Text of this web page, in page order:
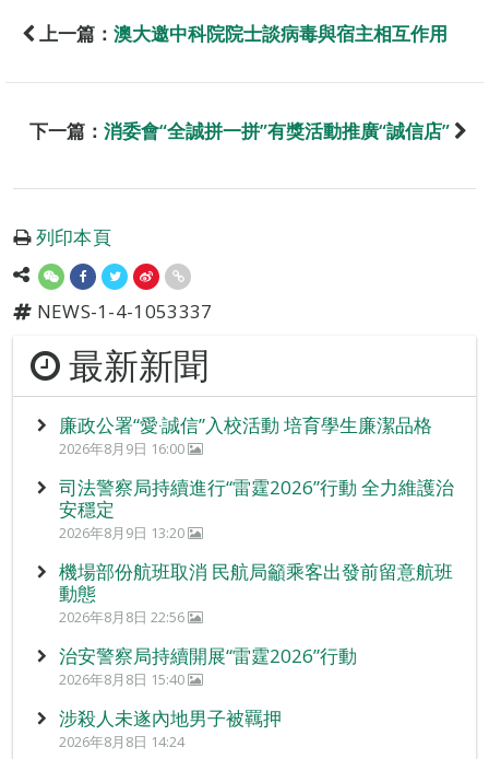
上一篇： 澳大邀中科院院士談病毒與宿主相互作用
下一篇： 消委會“全誠拼一拼”有獎活動推廣“誠信店”
列印本頁
NEWS-1-4-1053337
最新新聞
廉政公署“愛‧誠信”入校活動 培育學生廉潔品格
2026年8月9日 16:00
司法警察局持續進行“雷霆2026”行動 全力維護治
安穩定
2026年8月9日 13:20
機場部份航班取消 民航局籲乘客出發前留意航班
動態
2026年8月8日 22:56
治安警察局持續開展“雷霆2026”行動
2026年8月8日 15:40
涉殺人未遂內地男子被羈押
2026年8月8日 14:24